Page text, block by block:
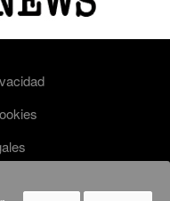
Nº de registro ISSN 2659-9244.